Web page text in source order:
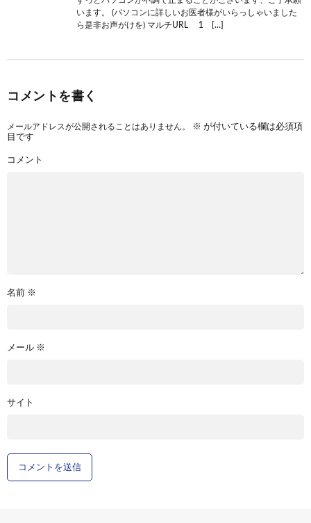
います。 (パソコンに詳しいお医者様がいらっしゃいました
ら是非お声がけを) マルチURL 1 […]
コメントを書く
メールアドレスが公開されることはありません。 ※ が付いている欄は必須項
目です
コメント
名前 ※
メール ※
サイト